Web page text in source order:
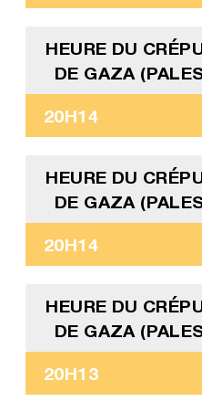
HEURE DU
DE GAZA
20H14
HEURE DU
DE GAZA
20H14
HEURE DU
DE GAZA
20H13